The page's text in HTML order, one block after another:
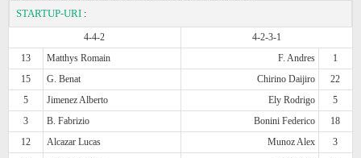
STARTUP-URI :
4-4-2
4-2-3-1
13
Matthys Romain F. Andres
1
15
G. Benat Chirino Daijiro
22
5
Jimenez Alberto Ely Rodrigo
5
3
B. Fabrizio Bonini Federico
18
12
Alcazar Lucas Munoz Alex
3